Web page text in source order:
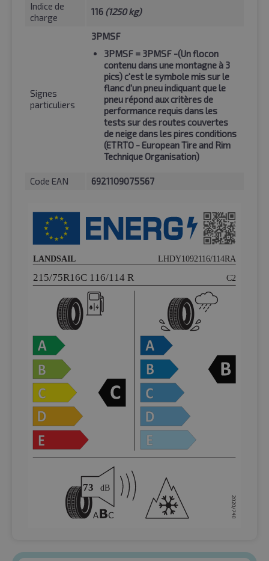
Indice de
charge
116 (1250 kg)
Signes
particuliers
3PMSF
3PMSF = 3PMSF -(Un flocon
contenu dans une montagne à 3
pics) c'est le symbole mis sur le
flanc d'un pneu indiquant que le
pneu répond aux critères de
performance requis dans les
tests sur des routes couvertes
de neige dans les pires conditions
(ETRTO - European Tire and Rim
Technique Organisation)
Code EAN 6921109075567